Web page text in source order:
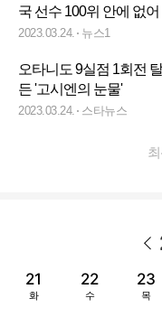
국 선수 100위 안에 없어
2023.03.24. 뉴스1
오타니도 9실점 1회전
든 '고시엔의 눈물'
2023.03.24. 스타뉴스
21
화
22
수
23
목